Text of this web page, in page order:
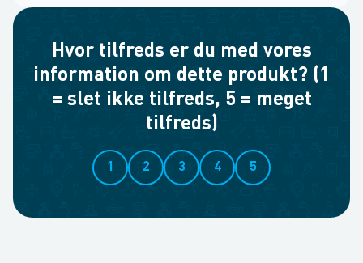
Hvor tilfreds er du med vores
information om dette produkt? (1
= slet ikke tilfreds, 5 = meget
tilfreds)
1 2 3 4 5